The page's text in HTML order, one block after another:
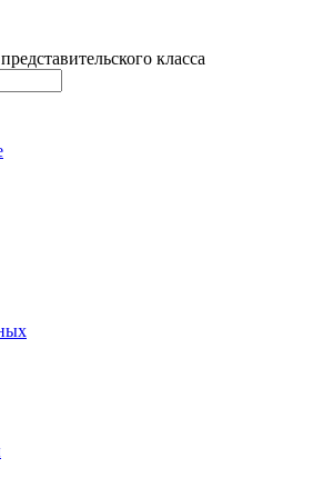
класса